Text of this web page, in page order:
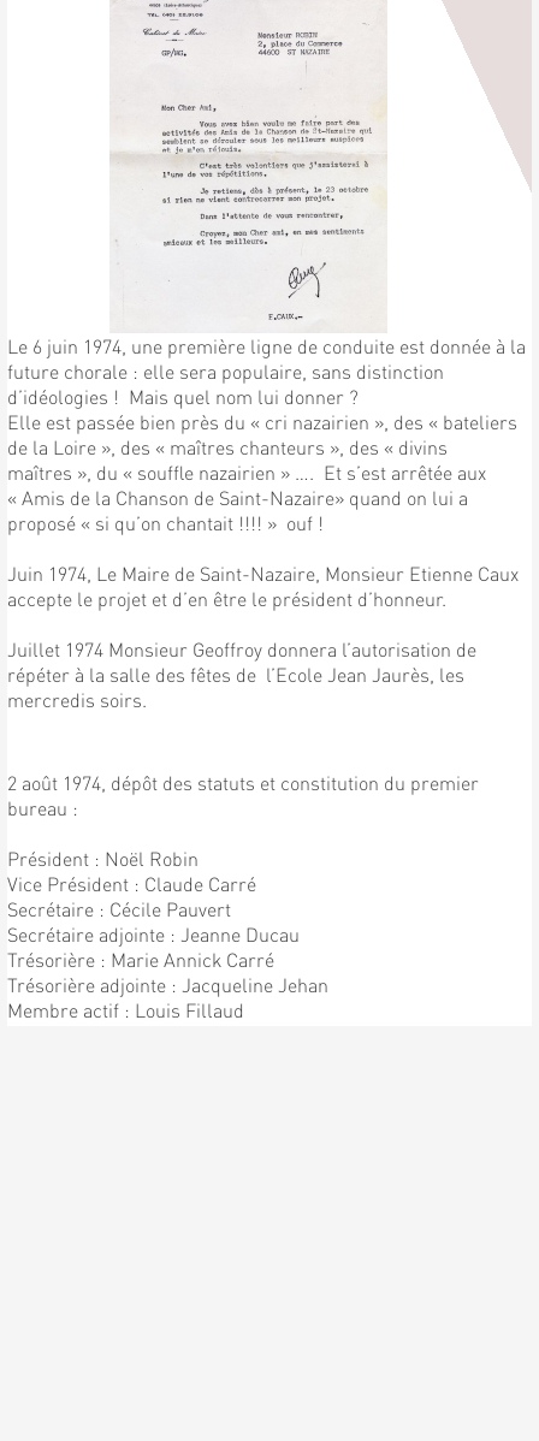
Le 6 juin 1974, une première ligne de conduite est donnée à la
future chorale : elle sera populaire, sans distinction
d’idéologies ! Mais quel nom lui donner ?
Elle est passée bien près du « cri nazairien », des « bateliers
de la Loire », des « maîtres chanteurs », des « divins
maîtres », du « souffle nazairien » …. Et s’est arrêtée aux
« Amis de la Chanson de Saint-Nazaire» quand on lui a
proposé « si qu’on chantait !!!! » ouf !
Juin 1974, Le Maire de Saint-Nazaire, Monsieur Etienne Caux
accepte le projet et d’en être le président d’honneur.
Juillet 1974 Monsieur Geoffroy donnera l’autorisation de
répéter à la salle des fêtes de l’Ecole Jean Jaurès, les
mercredis soirs.
2 août 1974, dépôt des statuts et constitution du premier
bureau :
Président : Noël Robin
Vice Président : Claude Carré
Secrétaire : Cécile Pauvert
Secrétaire adjointe : Jeanne Ducau
Trésorière : Marie Annick Carré
Trésorière adjointe : Jacqueline Jehan
Membre actif : Louis Fillaud